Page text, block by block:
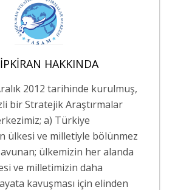
HAKKINDA
2012 tarihinde kurulmuş,
bir Stratejik Araştırmalar
a) Türkiye
ülkesi ve milletiyle bölünmez
ülkemizin her alanda
ve milletimizin daha
kavuşması için elinden